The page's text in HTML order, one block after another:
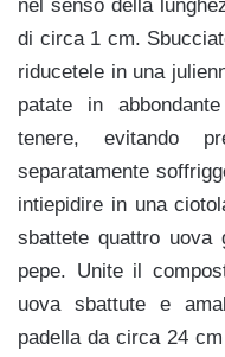
nel senso della
di circa 1 cm.
riducetele in una
patate in
tenere, evitando
separatamente
intiepidire in una
sbattete quattro
pepe. Unite il
uova sbattute e
padella da circa 24